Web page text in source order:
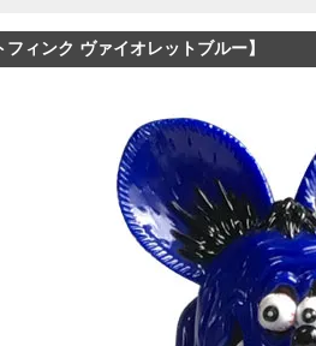
ィンク ヴァイオレットブルー】